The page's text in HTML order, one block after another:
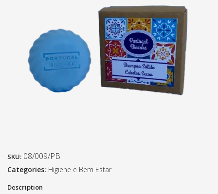
SKU: 08/009/PB
Categories: Higiene e Bem Estar
Description